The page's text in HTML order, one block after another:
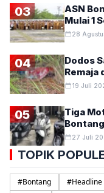
03
ASN
Mulai 1
28
04
Dodos
Remaja
19 Juli
05
Tiga
27 Juli
TOPIK
#Bontang #Headline